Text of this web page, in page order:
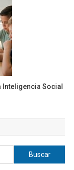
Inteligencia Social
Buscar: